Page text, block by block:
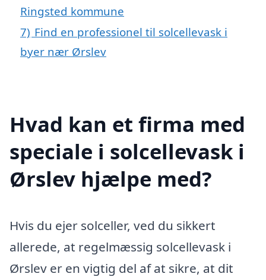
Ringsted kommune
7) Find en professionel til solcellevask i
byer nær Ørslev
Hvad kan et firma med
speciale i solcellevask i
Ørslev hjælpe med?
Hvis du ejer solceller, ved du sikkert
allerede, at regelmæssig solcellevask i
Ørslev er en vigtig del af at sikre, at dit